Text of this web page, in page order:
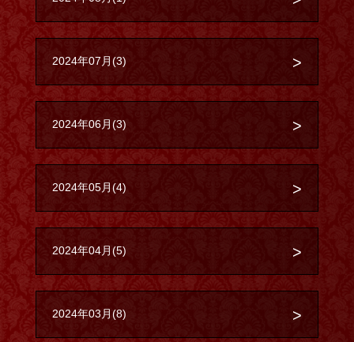
2024年07月(3)
2024年06月(3)
2024年05月(4)
2024年04月(5)
2024年03月(8)